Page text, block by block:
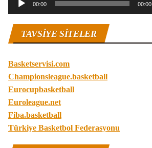
00:00 00:00
TAVSIYE SITELER
Basketservisi.com
Championsleague.basketball
Eurocupbasketball
Euroleague.net
Fiba.basketball
Türkiye Basketbol Federasyonu